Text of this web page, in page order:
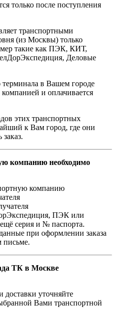
только после поступления
транспортными
(из Москвы) только
такие как ПЭК, КИТ,
Деловые
терминала в Вашем городе
и оплачивается
этих транспортных
к Вам город, где они
компанию необходимо
компанию
ПЭК или
серия и № паспорта.
при оформлении заказа
письме.
ТК в Москве
уточняйте
Вами транспортной